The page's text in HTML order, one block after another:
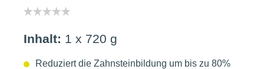
Inhalt: 1 x 720 g
Reduziert die Zahnsteinbildung um bis zu 80%